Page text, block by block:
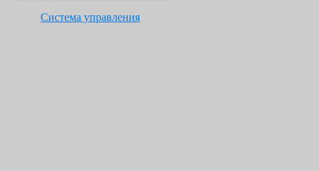
Система управления